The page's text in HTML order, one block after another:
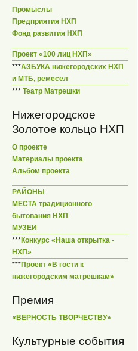
Промыслы
Предприятия НХП
Фонд развития НХП
Проект «100 лиц НХП»
***АЗБУКА нижегородских НХП
и МТБ, ремесел
*** Театр Матрешки
Нижегородское
Золотое кольцо НХП
О проекте
Материалы проекта
Альбом проекта
РАЙОНЫ
МЕСТА традиционного
бытования НХП
МУЗЕИ
***Конкурс «Наша открытка -
НХП»
***Проект «В гости к
нижегородским матрешкам»
Премия
«ВЕРНОСТЬ ТВОРЧЕСТВУ»
Культурные события